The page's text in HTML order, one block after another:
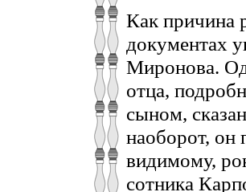
Как причина
документах
Миронова.
отца,
сыном,
наоборот, он
видимому,
сотника